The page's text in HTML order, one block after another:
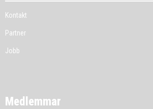
Kontakt
Partner
Jobb
Medlemmar